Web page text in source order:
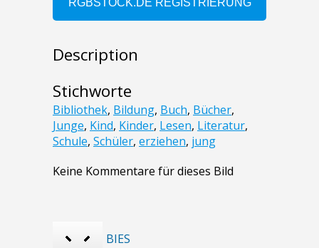
Description
Stichworte
Bibliothek, Bildung, Buch, Bücher,
Junge, Kind, Kinder, Lesen, Literatur,
Schule, Schüler, erziehen, jung
Keine Kommentare für dieses Bild
BIES